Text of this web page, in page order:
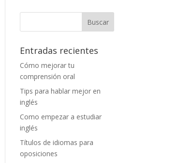
Entradas recientes
Cómo mejorar tu
comprensión oral
Tips para hablar mejor en
inglés
Como empezar a estudiar
inglés
Títulos de idiomas para
oposiciones